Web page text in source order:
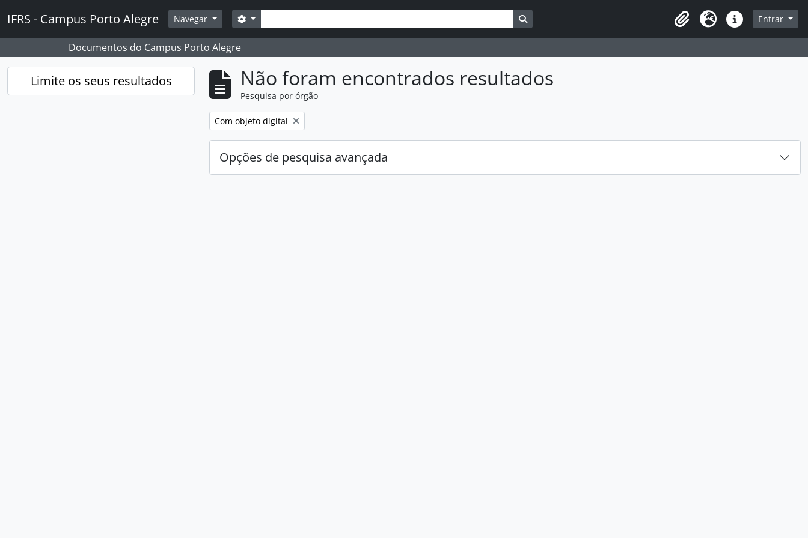
IFRS - Campus Porto Alegre Navegar Pesquisar
Opções de busca Busque na página de navegação
Idioma Ligações rápidas
Entrar
Documentos do Campus Porto Alegre
Limite os seus resultados Não foram encontrados resultados
Pesquisa por órgão
Remover filtro:
Com objeto digital
Opções de pesquisa avançada